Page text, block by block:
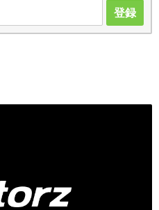
登録